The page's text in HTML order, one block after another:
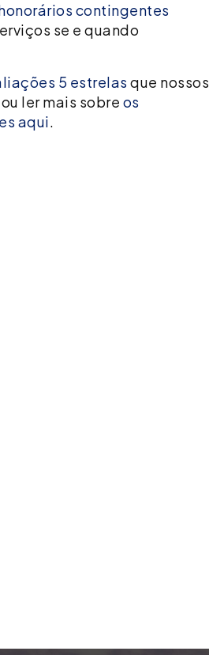
contingentes
se e quando
5 estrelas que nossos
ler mais sobre os
aqui.